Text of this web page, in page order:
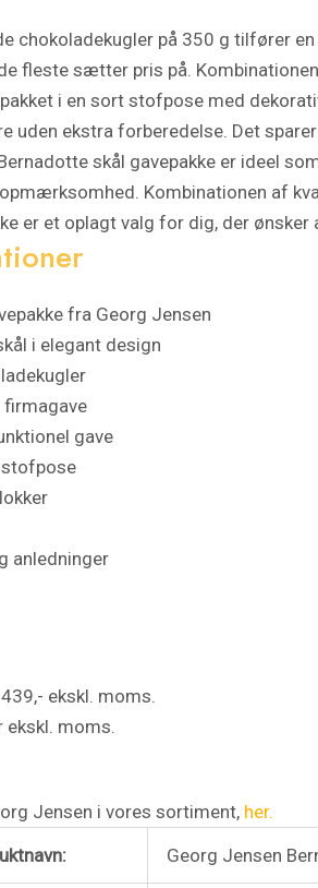
chokoladekugler på 350 g tilfører
fleste sætter pris på.
pakket i en sort stofpose med
uden ekstra forberedelse. Det
skål gavepakke er ideel
Kombinationen af
er et oplagt valg for dig, der
fra Georg Jensen
i elegant design
gave
stofpose
anledninger
439,- ekskl. moms.
ekskl. moms.
Jensen i vores sortiment, her.
Georg Jensen